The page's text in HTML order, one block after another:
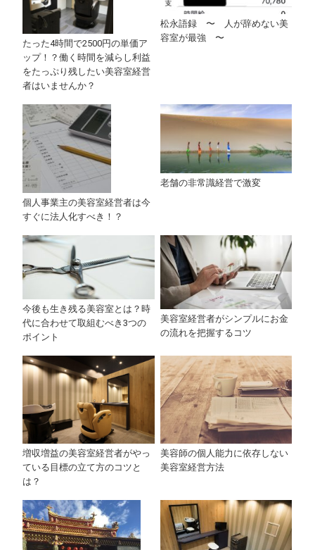
たった4時間で2500円の単価ア
ップ！？働く時間を減らし利益
をたっぷり残したい美容室経営
者はいませんか？
松永語録 〜 人が辞めない美
容室が最強 〜
個人事業主の美容室経営者は今
すぐに法人化すべき！？
老舗の非常識経営で激変
今後も生き残る美容室とは？時
代に合わせて取組むべき3つの
ポイント
美容室経営者がシンプルにお金
の流れを把握するコツ
増収増益の美容室経営者がやっ
ている目標の立て方のコツと
は？
美容師の個人能力に依存しない
美容室経営方法